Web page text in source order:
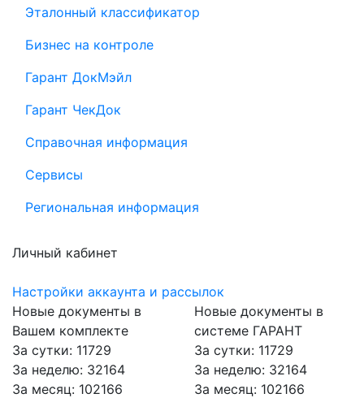
Эталонный классификатор
Бизнес на контроле
Гарант ДокМэйл
Гарант ЧекДок
Справочная информация
Сервисы
Региональная информация
Личный кабинет
Настройки аккаунта и рассылок
Новые документы в
Вашем комплекте
За сутки: 11729
За неделю: 32164
За месяц: 102166
Новые документы в
системе ГАРАНТ
За сутки: 11729
За неделю: 32164
За месяц: 102166